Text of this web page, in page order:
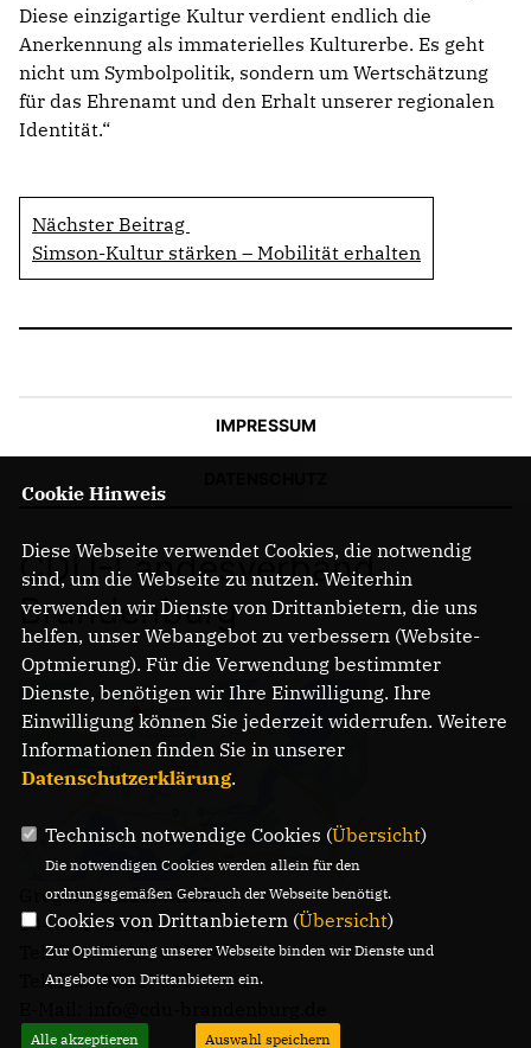
Diese einzigartige Kultur verdient endlich die
Anerkennung als immaterielles Kulturerbe. Es geht
nicht um Symbolpolitik, sondern um Wertschätzung
für das Ehrenamt und den Erhalt unserer regionalen
Identität.“
Nächster Beitrag
Simson-Kultur stärken – Mobilität erhalten
IMPRESSUM
CDU-Landesverband
Brandenburg
Gregor-Mendel-Straße 3
14469 Potsdam
Telefon: (0331) 620 14 - 0
Telefax: (0331) 620 14 - 14
Cookie Hinweis
Diese Webseite verwendet Cookies, die notwendig
sind, um die Webseite zu nutzen. Weiterhin
verwenden wir Dienste von Drittanbietern, die uns
helfen, unser Webangebot zu verbessern (Website-
Optmierung). Für die Verwendung bestimmter
Dienste, benötigen wir Ihre Einwilligung. Ihre
Einwilligung können Sie jederzeit widerrufen. Weitere
Informationen finden Sie in unserer
Datenschutzerklärung.
Technisch notwendige Cookies (Übersicht)
Die notwendigen Cookies werden allein für den
ordnungsgemäßen Gebrauch der Webseite benötigt.
Cookies von Drittanbietern (Übersicht)
Zur Optimierung unserer Webseite binden wir Dienste und
Angebote von Drittanbietern ein.
Alle akzeptieren Auswahl speichern